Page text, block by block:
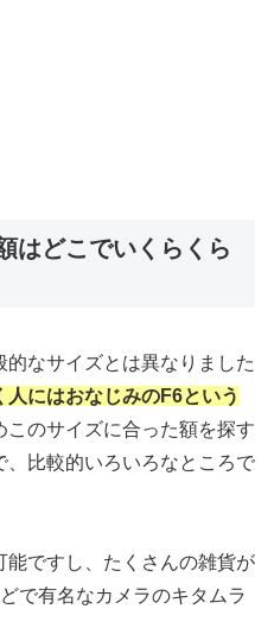
はどこでいくらくら
なサイズとは異なりました
人にはおなじみのF6という
このサイズに合った額を探す
、比較的いろいろなところで
ですし、たくさんの雑貨が
で有名なカメラのキタムラ